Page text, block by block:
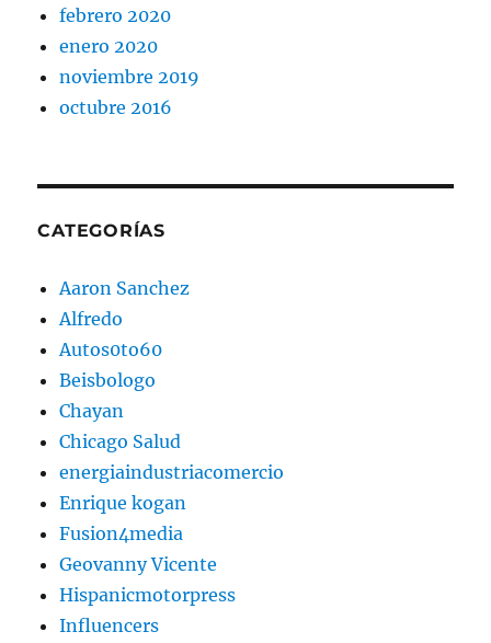
febrero 2020
enero 2020
noviembre 2019
octubre 2016
CATEGORÍAS
Aaron Sanchez
Alfredo
Autos0to60
Beisbologo
Chayan
Chicago Salud
energiaindustriacomercio
Enrique kogan
Fusion4media
Geovanny Vicente
Hispanicmotorpress
Influencers